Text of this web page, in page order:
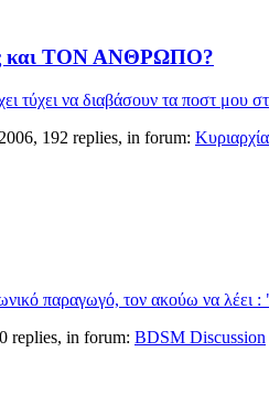
και ΤΟΝ ΑΝΘΡΩΠΟ?
τύχει να διαβάσουν τα ποστ μου
, 192 replies, in forum:
παραγωγό, τον ακούω να
replies, in forum: BDSM Discussion